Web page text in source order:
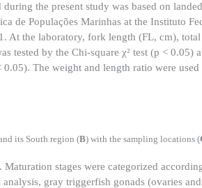
the present study was based on
de Populações Marinhas at the Instituto
At the laboratory, fork length (FL, cm),
tested by the Chi-square χ² test (p < 0.05)
The weight and length ratio were
its South region (B) with the sampling locations (
stages were categorized
gray triggerfish gonads (ovaries